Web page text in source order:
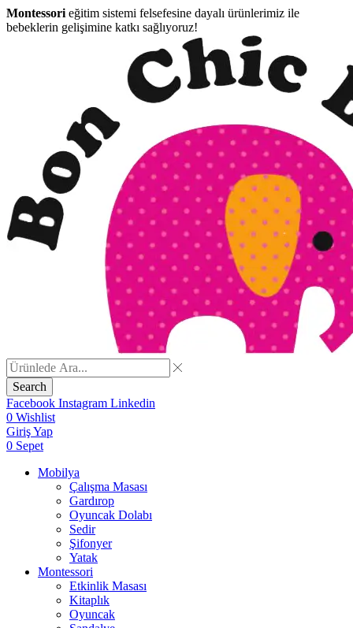
Montessori eğitim sistemi felsefesine dayalı ürünlerimiz ile
bebeklerin gelişimine katkı sağlıyoruz!
Search
Facebook Instagram Linkedin
0 Wishlist
Giriş Yap
0 Sepet
Mobilya
Çalışma Masası
Gardırop
⁠Oyuncak Dolabı
Sedir
Şifonyer
Yatak
Montessori
Etkinlik Masası
Kitaplık
Oyuncak